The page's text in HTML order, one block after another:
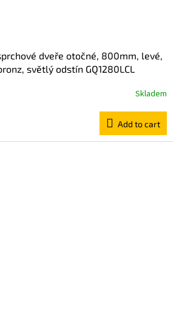
sprchové dveře otočné, 800mm, levé,
světlý odstín GQ1280LCL
Skladem
Add to cart